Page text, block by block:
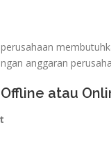
anggaran
atau